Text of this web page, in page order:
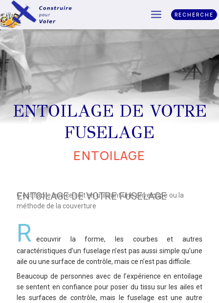
RECHERCHE
ENTOILAGE DE VOTRE
FUSELAGE
ENTOILAGE
ENTOILAGE DE VOTRE FUSELAGE
C’est facile que ce soit en utilisant une enveloppe ou la
méthode de la couverture
R
ecouvrir la forme, les courbes et autres
caractéristiques d’un fuselage n’est pas aussi simple qu’une
aile ou une surface de contrôle, mais ce n’est pas difficile.
Beaucoup de personnes avec de l’expérience en entoilage
se sentent en confiance pour poser du tissu sur les ailes et
les surfaces de contrôle, mais le fuselage est une autre